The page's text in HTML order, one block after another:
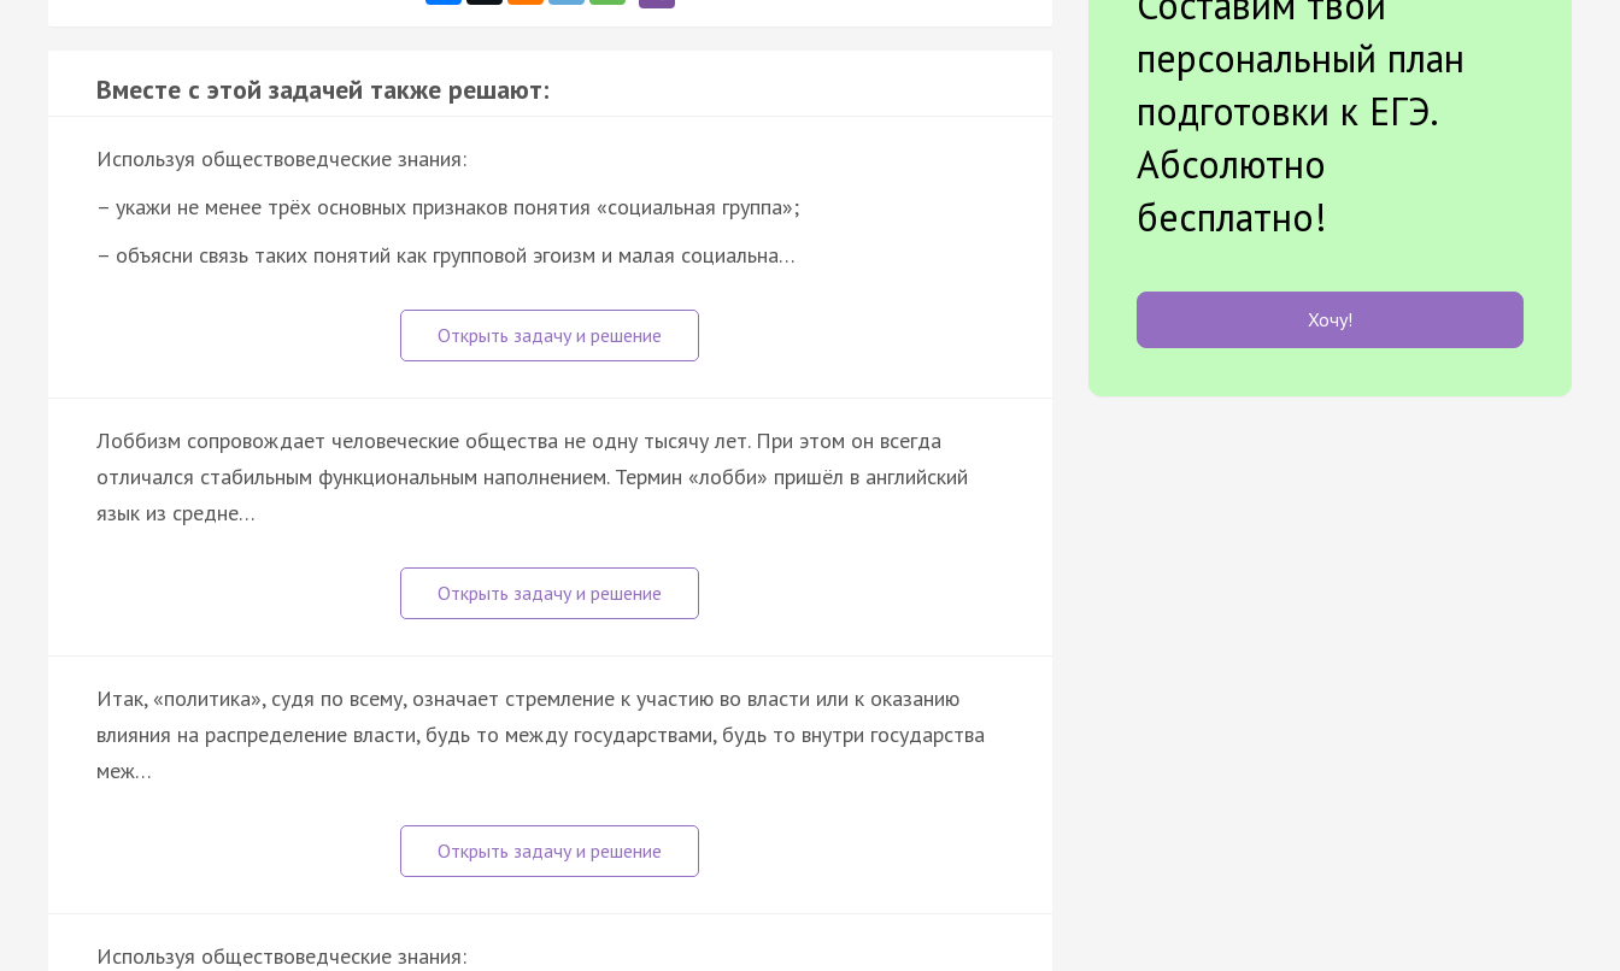
Вместе с этой задачей также решают:
Используя обществоведческие знания:
– укажи не менее трёх основных признаков понятия «социальная группа»;
– объясни связь таких понятий как групповой эгоизм и малая социальна…
Лоббизм сопровождает человеческие общества не одну тысячу лет. При этом он всегда
отличался стабильным функциональным наполнением. Термин «лобби» пришёл в английский
язык из средне…
Итак, «политика», судя по всему, означает стремление к участию во власти или к оказанию
влияния на распределение власти, будь то между государствами, будь то внутри государства
меж…
Используя обществоведческие знания:
персональный план
подготовки к ЕГЭ.
Абсолютно
бесплатно!
Хочу!